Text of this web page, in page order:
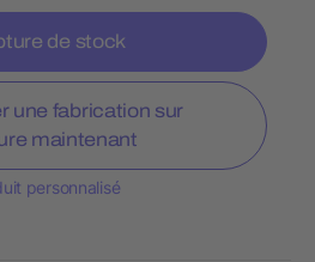
de stock
une fabrication sur
maintenant
personnalisé